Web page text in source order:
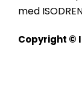
med
Copyright ©